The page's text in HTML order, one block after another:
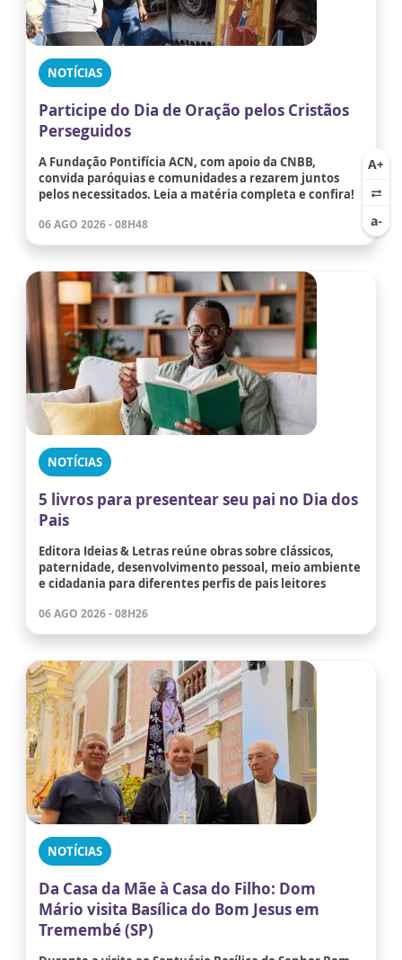
NOTÍCIAS
Participe do Dia de Oração pelos Cristãos
Perseguidos
A Fundação Pontifícia ACN, com apoio da CNBB,
convida paróquias e comunidades a rezarem juntos
pelos necessitados. Leia a matéria completa e confira!
06 AGO 2026 - 08H48
NOTÍCIAS
5 livros para presentear seu pai no Dia dos
Pais
Editora Ideias & Letras reúne obras sobre clássicos,
paternidade, desenvolvimento pessoal, meio ambiente
e cidadania para diferentes perfis de pais leitores
06 AGO 2026 - 08H26
NOTÍCIAS
Da Casa da Mãe à Casa do Filho: Dom
Mário visita Basílica do Bom Jesus em
Tremembé (SP)